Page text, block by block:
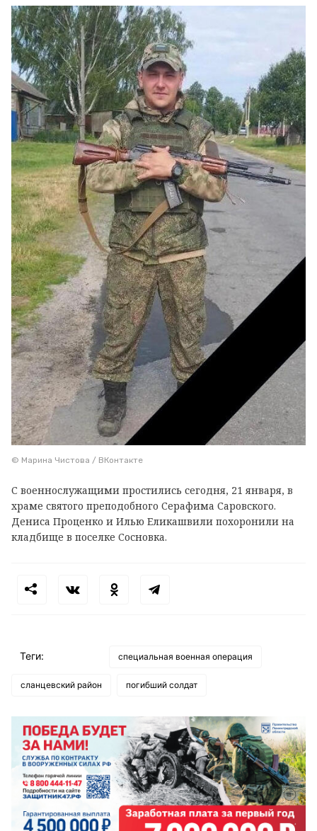
© Марина Чистова / ВКонтакте
С военнослужащими простились сегодня, 21 января, в
храме святого преподобного Серафима Саровского.
Дениса Проценко и Илью Еликашвили похоронили на
кладбище в поселке Сосновка.
Теги: специальная военная операция
сланцевский район погибший солдат